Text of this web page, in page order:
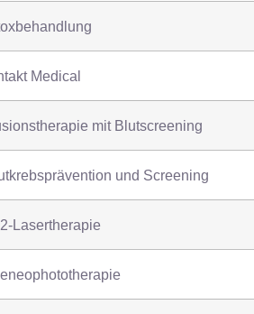
Medical
mit Blutscreening
und Screening
Lasertherapie